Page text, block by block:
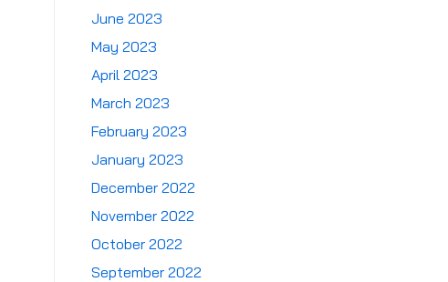
June 2023
May 2023
April 2023
March 2023
February 2023
January 2023
December 2022
November 2022
October 2022
September 2022